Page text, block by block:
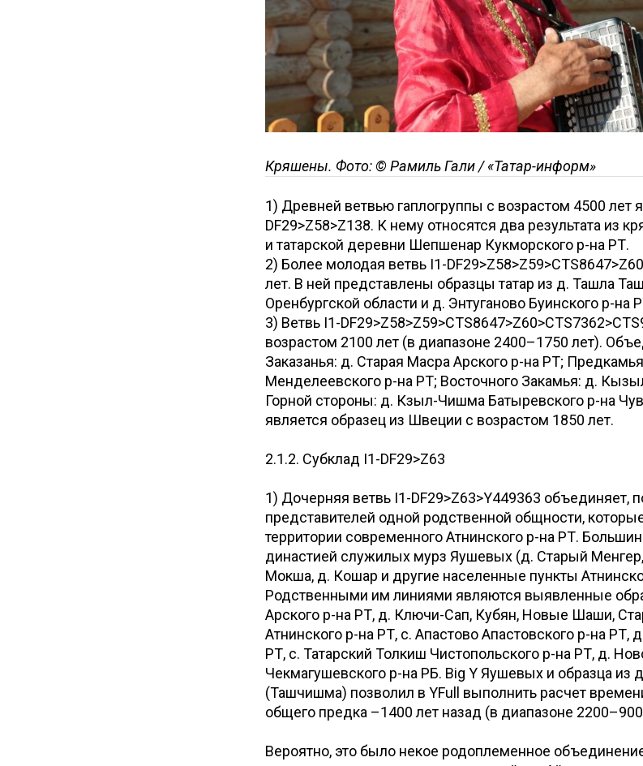
Кряшены. Фото: © Рамиль Гали / «Татар-информ»
1) Древней ветвью гаплогруппы с возрастом 4500 лет
DF29>Z58>Z138. К нему относятся два результата из
и татарской деревни Шепшенар Кукморского р-на РТ.
2) Более молодая ветвь I1-
лет. В ней представлены образцы татар из д. Ташла
Оренбургской области и д. Энтуганово Буинского р-на
3) Ветвь I1-
возрастом 2100 лет (в диапазоне 2400–1750 лет).
Заказанья: д. Старая Масра Арского р-на РТ;
Менделеевского р-на РТ; Восточного Закамья: д.
Горной стороны: д. Кзыл-Чишма Батыревского р-на
является образец из Швеции с возрастом 1850 лет.
2.1.2. Субклад I1-DF29>Z63
1) Дочерняя ветвь I1-DF29>Z63>Y449363 объединяет,
представителей одной родственной общности,
территории современного Атнинского р-на РТ.
династией служилых мурз Яушевых (д. Старый
Мокша, д. Кошар и другие населенные пункты
Родственными им линиями являются выявленные
Арского р-на РТ, д. Ключи-Сап, Кубян, Новые Шаши,
Атнинского р-на РТ, с. Апастово Апастовского р-на РТ,
РТ, с. Татарский Толкиш Чистопольского р-на РТ, д.
Чекмагушевского р-на РБ. Big Y Яушевых и образца из
(Ташчишма) позволил в YFull выполнить расчет
общего предка –1400 лет назад (в диапазоне
Вероятно, это было некое родоплеменное